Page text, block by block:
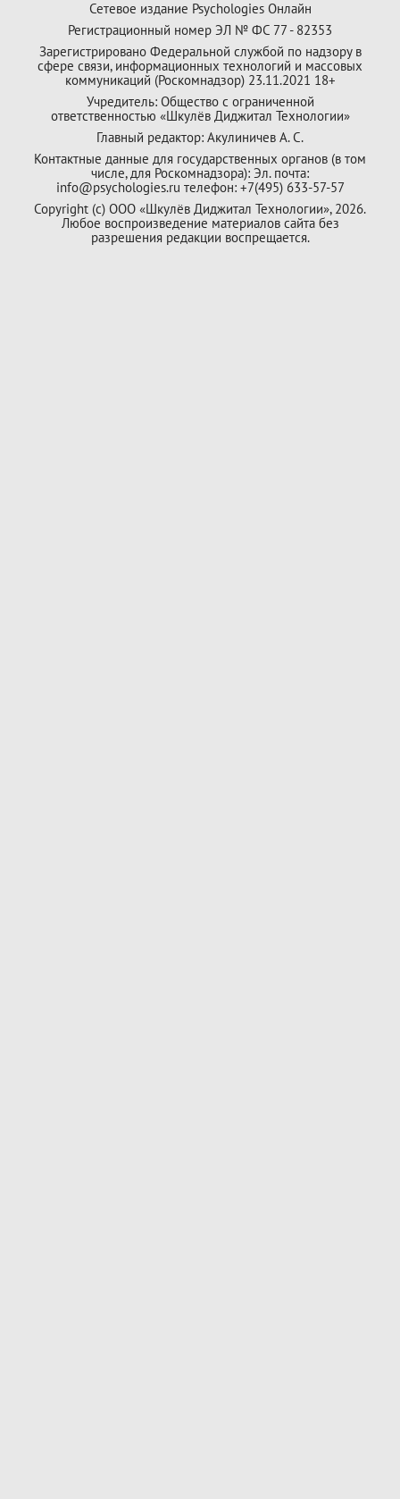
Сетевое издание Psychologies Онлайн
Регистрационный номер ЭЛ № ФС 77 - 82353
Зарегистрировано Федеральной службой по надзору в
сфере связи, информационных технологий и массовых
коммуникаций (Роскомнадзор) 23.11.2021 18+
Учредитель: Общество с ограниченной
ответственностью «Шкулёв Диджитал Технологии»
Главный редактор: Акулиничев А. С.
Контактные данные для государственных органов (в том
числе, для Роскомнадзора): Эл. почта:
info@psychologies.ru телефон: +7(495) 633-57-57
Copyright (с) ООО «Шкулёв Диджитал Технологии», 2026.
Любое воспроизведение материалов сайта без
разрешения редакции воспрещается.